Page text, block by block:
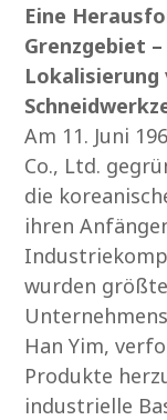
Eine
Grenzgebiet
Am 11. Juni
Co., Ltd.
die
ihren
wurden
Han Yim,
Produkte
industrielle